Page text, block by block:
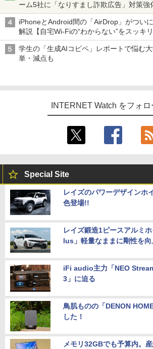
ーム5社に「なりすまし詐欺広告」対策
真や映像を使った投資詐欺などへの対策
iPhoneとAndroid間の「AirDrop」がつい
解説【自宅Wi-Fiの“わからない”をスッキリ
学生の「生成AIコピペ」レポートで悩む
単・減点も
INTERNET Watch をフォロ
Special Site
レイズのパワーデザインホ
色登場!!
レイズ鍛造1ピースアルミ
lus」軽量なままに剛性を向
iFi audio主力「NEO
3」に迫る
鳥肌ものの「DENON
した！
メモリ32GBでも予算内。